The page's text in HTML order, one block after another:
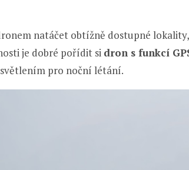
natáčet obtížně dostupné
je dobré pořídit si dron s funkcí
pro noční létání.